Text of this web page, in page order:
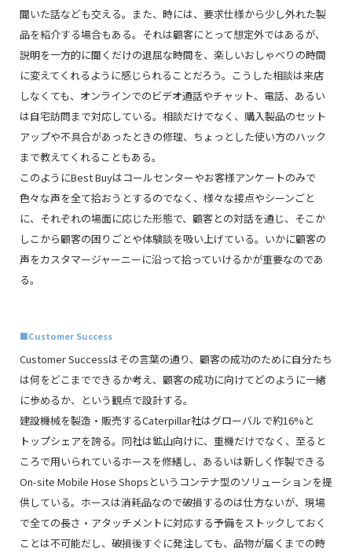
聞いた話なども交える。また、時には、要求仕様から少し外れた製
品を紹介する場合もある。それは顧客にとって想定外ではあるが、
説明を一方的に聞くだけの退屈な時間を、楽しいおしゃべりの時間
に変えてくれるように感じられることだろう。こうした相談は来店
しなくても、オンラインでのビデオ通話やチャット、電話、あるい
は自宅訪問まで対応している。相談だけでなく、購入製品のセット
アップや不具合があったときの修理、ちょっとした使い方のハック
まで教えてくれることもある。
このようにBest Buyはコールセンターやお客様アンケートのみで
色々な声を全て拾おうとするのでなく、様々な接点やシーンごと
に、それぞれの場面に応じた形態で、顧客との対話を通じ、そこか
しこから顧客の困りごとや体験談を吸い上げている。いかに顧客の
声をカスタマージャーニーに沿って拾っていけるかが重要なのであ
る。
■Customer Success
Customer Successはその言葉の通り、顧客の成功のために自分たち
は何をどこまでできるか考え、顧客の成功に向けてどのように一緒
に歩めるか、という観点で設計する。
建設機械を製造・販売するCaterpillar社はグローバルで約16%と
トップシェアを誇る。同社は鉱山向けに、重機だけでなく、至ると
ころで用いられているホースを修繕し、あるいは新しく作製できる
On-site Mobile Hose Shopsというコンテナ型のソリューションを提
供している。ホースは消耗品なので破損するのは仕方ないが、現場
で全ての長さ・アタッチメントに対応する予備をストックしておく
ことは不可能だし、破損後すぐに発注しても、品物が届くまでの時